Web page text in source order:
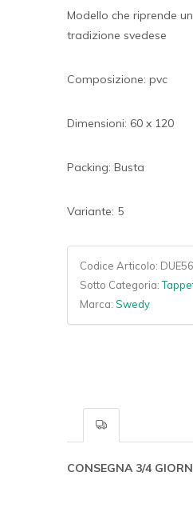
Modello che riprende
tradizione svedese
Composizione: pvc
Dimensioni: 60 x 120
Packing: Busta
Variante: 5
Codice Articolo:
Sotto Categoria:
Marca: Swedy
CONSEGNA 3/4